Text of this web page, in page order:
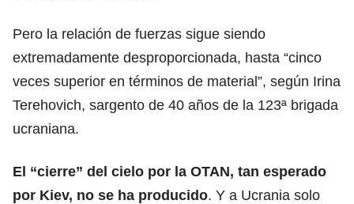
Pero la relación de fuerzas sigue siendo
extremadamente desproporcionada, hasta “cinco
veces superior en términos de material”, según Irina
Terehovich, sargento de 40 años de la 123ª brigada
ucraniana.
El “cierre” del cielo por la OTAN, tan esperado
por Kiev, no se ha producido. Y a Ucrania solo